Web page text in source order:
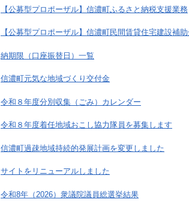
【公募型プロポーザル】信濃町ふるさと納税支援業務
【公募型プロポーザル】信濃町民間賃貸住宅建設補
納期限（口座振替日）一覧
信濃町元気な地域づくり交付金
令和８年度分別収集（ごみ）カレンダー
令和８年度着任地域おこし協力隊員を募集します
信濃町過疎地域持続的発展計画を変更しました
サイトをリニューアルしました
令和8年（2026）衆議院議員総選挙結果